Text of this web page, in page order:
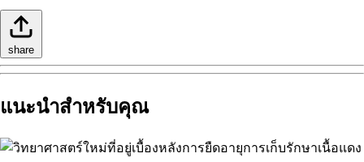
share
แนะนำสำหรับคุณ